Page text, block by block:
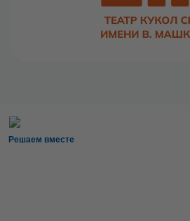
Решаем вместе